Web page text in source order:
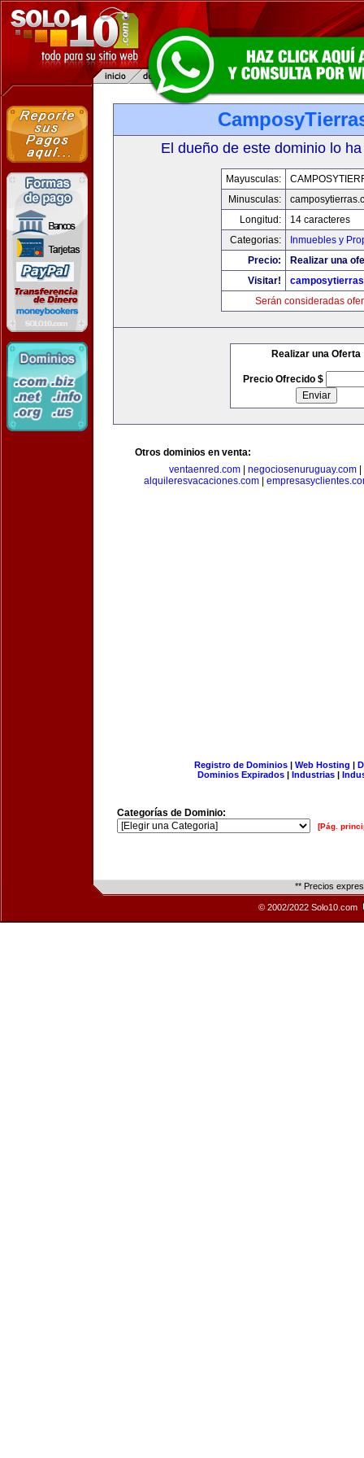
El dueño de este dominio lo
Mayusculas:
Minusculas:
Longitud:
14 caracteres
Categorias:
Inmuebles y
Precio:
Realizar una
Visitar!
Serán consideradas
Realizar una Oferta
Precio Ofrecido $
Otros dominios en venta:
ventaenred.com
negociosenuruguay.com
alquileresvacaciones.com|
Registro de Dominios| Web Hosting |
Dominios Expirados | Industrias |
Categorías de Dominio:
[Pág.
** Precios
© 2002/2022 Solo10.com